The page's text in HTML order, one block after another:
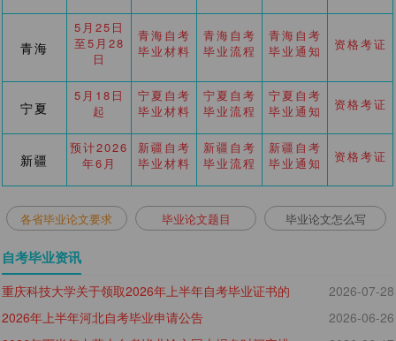
青海
5月25日
至5月28
日
青海自考
毕业材料
青海自考
毕业流程
青海自考
毕业通知
资格考证
宁夏
5月18日
起
宁夏自考
毕业材料
宁夏自考
毕业流程
宁夏自考
毕业通知
资格考证
新疆
预计2026
年6月
新疆自考
毕业材料
新疆自考
毕业流程
新疆自考
毕业通知
资格考证
各省毕业论文要求 毕业论文题目 毕业论文怎么写
自考毕业资讯
重庆科技大学关于领取2026年上半年自考毕业证书的
通知
2026-07-28
2026年上半年河北自考毕业申请公告
2026-06-26